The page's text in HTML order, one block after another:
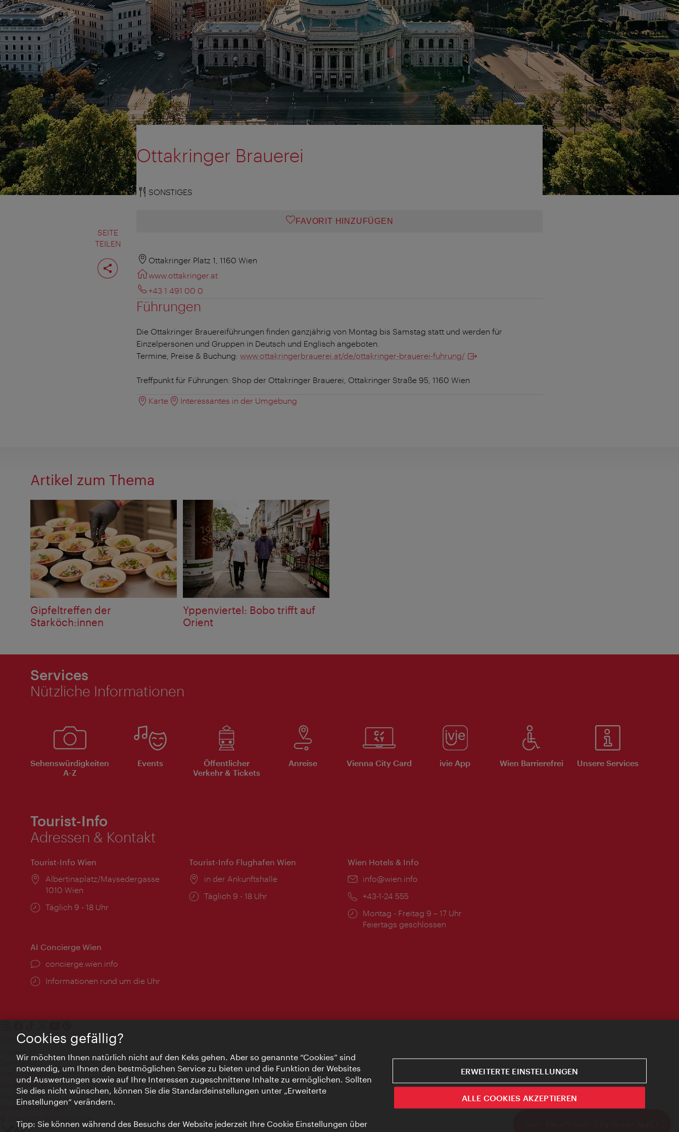
SEITE
TEILEN
Seite
teilen
Ottakringer Brauerei
SONSTIGES
FAVORIT HINZUFÜGEN
Ottakringer Platz 1, 1160 Wien
www.ottakringer.at
+43 1 491 00 0
Führungen
Die Ottakringer Brauereiführungen finden ganzjährig von Montag bis Samstag statt und werden für
Einzelpersonen und Gruppen in Deutsch und Englisch angeboten.
Termine, Preise & Buchung: www.ottakringerbrauerei.at/de/ottakringer-brauerei-fuhrung/
Treffpunkt für Führungen: Shop der Ottakringer Brauerei, Ottakringer Straße 95, 1160 Wien
Karte Interessantes in der Umgebung
Artikel zum Thema
Gipfeltreffen der
Starköch:innen
Yppenviertel: Bobo trifft auf
Orient
Services
Nützliche Informationen
Sehenswürdigkeiten
A-Z
Events
Öffentlicher
Verkehr & Tickets
Anreise Vienna City Card ivie App Wien Barrierefrei Unsere Services
Tourist-Info
Adressen & Kontakt
Tourist-Info Wien
Ort:
Albertinaplatz/Maysedergasse
1010 Wien
Öffnungszeiten:
Täglich 9 - 18 Uhr
Tourist-Info Flughafen Wien
Ort:
in der Ankunftshalle
Öffnungszeiten:
Täglich 9 - 18 Uhr
Wien Hotels & Info
Email:
info@wien.info
Telefon:
+43-1-24 555
Öffnungszeiten:
Montag - Freitag 9 – 17 Uhr
Feiertags geschlossen
AI Concierge Wien
Ort:
concierge.wien.info
Öffnungszeiten:
Informationen rund um die Uhr
Kontakt
Datenschutz
Nutzungsbedingungen
Barrierefreiheit
Presse-Kontakt
Cookie Einstellungen
Cookies gefällig?
Wir möchten Ihnen natürlich nicht auf den Keks gehen. Aber so genannte “Cookies” sind
notwendig, um Ihnen den bestmöglichen Service zu bieten und die Funktion der Websites
und Auswertungen sowie auf Ihre Interessen zugeschnittene Inhalte zu ermöglichen. Sollten
Sie dies nicht wünschen, können Sie die Standardeinstellungen unter „Erweiterte
Einstellungen“ verändern.
Tipp: Sie können während des Besuchs der Website jederzeit Ihre Cookie Einstellungen über
ERWEITERTE EINSTELLUNGEN
ALLE COOKIES AKZEPTIEREN